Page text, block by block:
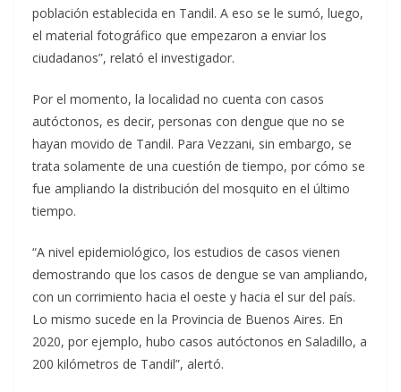
población establecida en Tandil. A eso se le sumó, luego,
el material fotográfico que empezaron a enviar los
ciudadanos”, relató el investigador.
Por el momento, la localidad no cuenta con casos
autóctonos, es decir, personas con dengue que no se
hayan movido de Tandil. Para Vezzani, sin embargo, se
trata solamente de una cuestión de tiempo, por cómo se
fue ampliando la distribución del mosquito en el último
tiempo.
“A nivel epidemiológico, los estudios de casos vienen
demostrando que los casos de dengue se van ampliando,
con un corrimiento hacia el oeste y hacia el sur del país.
Lo mismo sucede en la Provincia de Buenos Aires. En
2020, por ejemplo, hubo casos autóctonos en Saladillo, a
200 kilómetros de Tandil”, alertó.